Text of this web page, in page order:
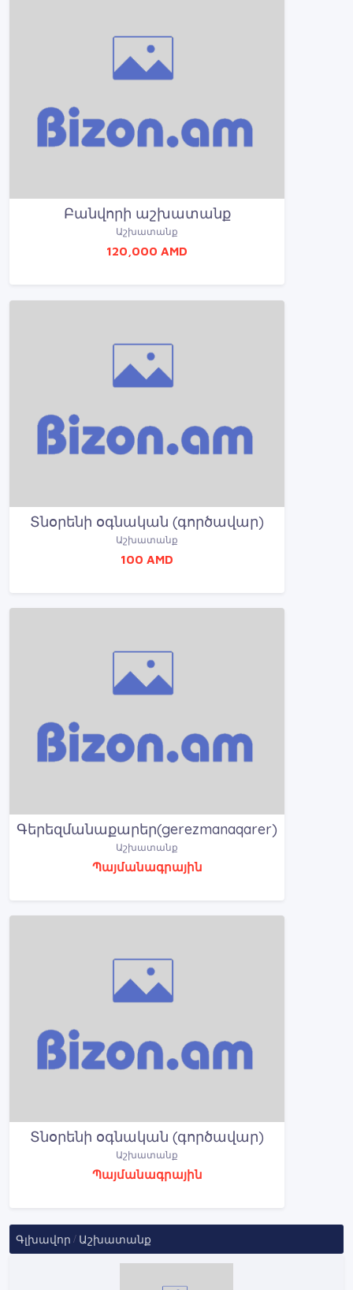
Բանվորի աշխատանք
Աշխատանք
120,000 AMD
Տնօրենի օգնական (գործավար)
Աշխատանք
100 AMD
Գերեզմանաքարեր(gerezmanaqarer)
Աշխատանք
Պայմանագրային
Տնօրենի օգնական (գործավար)
Աշխատանք
Պայմանագրային
Գլխավոր Աշխատանք